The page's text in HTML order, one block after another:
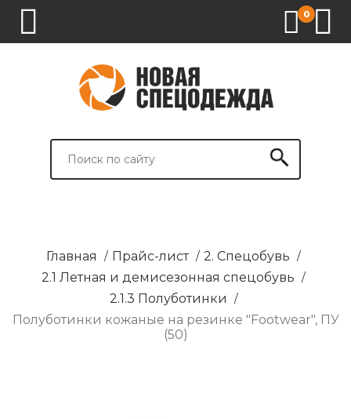
0
СПЕЦОДЕЖДА
СПЕЦОБУВЬ
СРЕДСТВА
ВСПОМОГАТЕЛЬНЫЕ
БРЕНДИРОВАНИЕ
Главная / Прайс-лист / 2. Спецобувь /
2.1 Летная и демисезонная спецобувь /
2.1.3 Полуботинки /
Полуботинки кожаные на резинке "Footwear", ПУ
(50)